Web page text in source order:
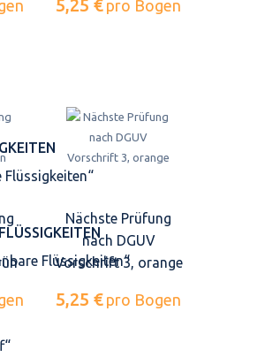
Flüssigkeiten“
Flüssigkeiten“
5,25 € pro Bogen
Nächste Prüfung
nach DGUV
Vorschrift 3, orange
5,25 € pro Bogen